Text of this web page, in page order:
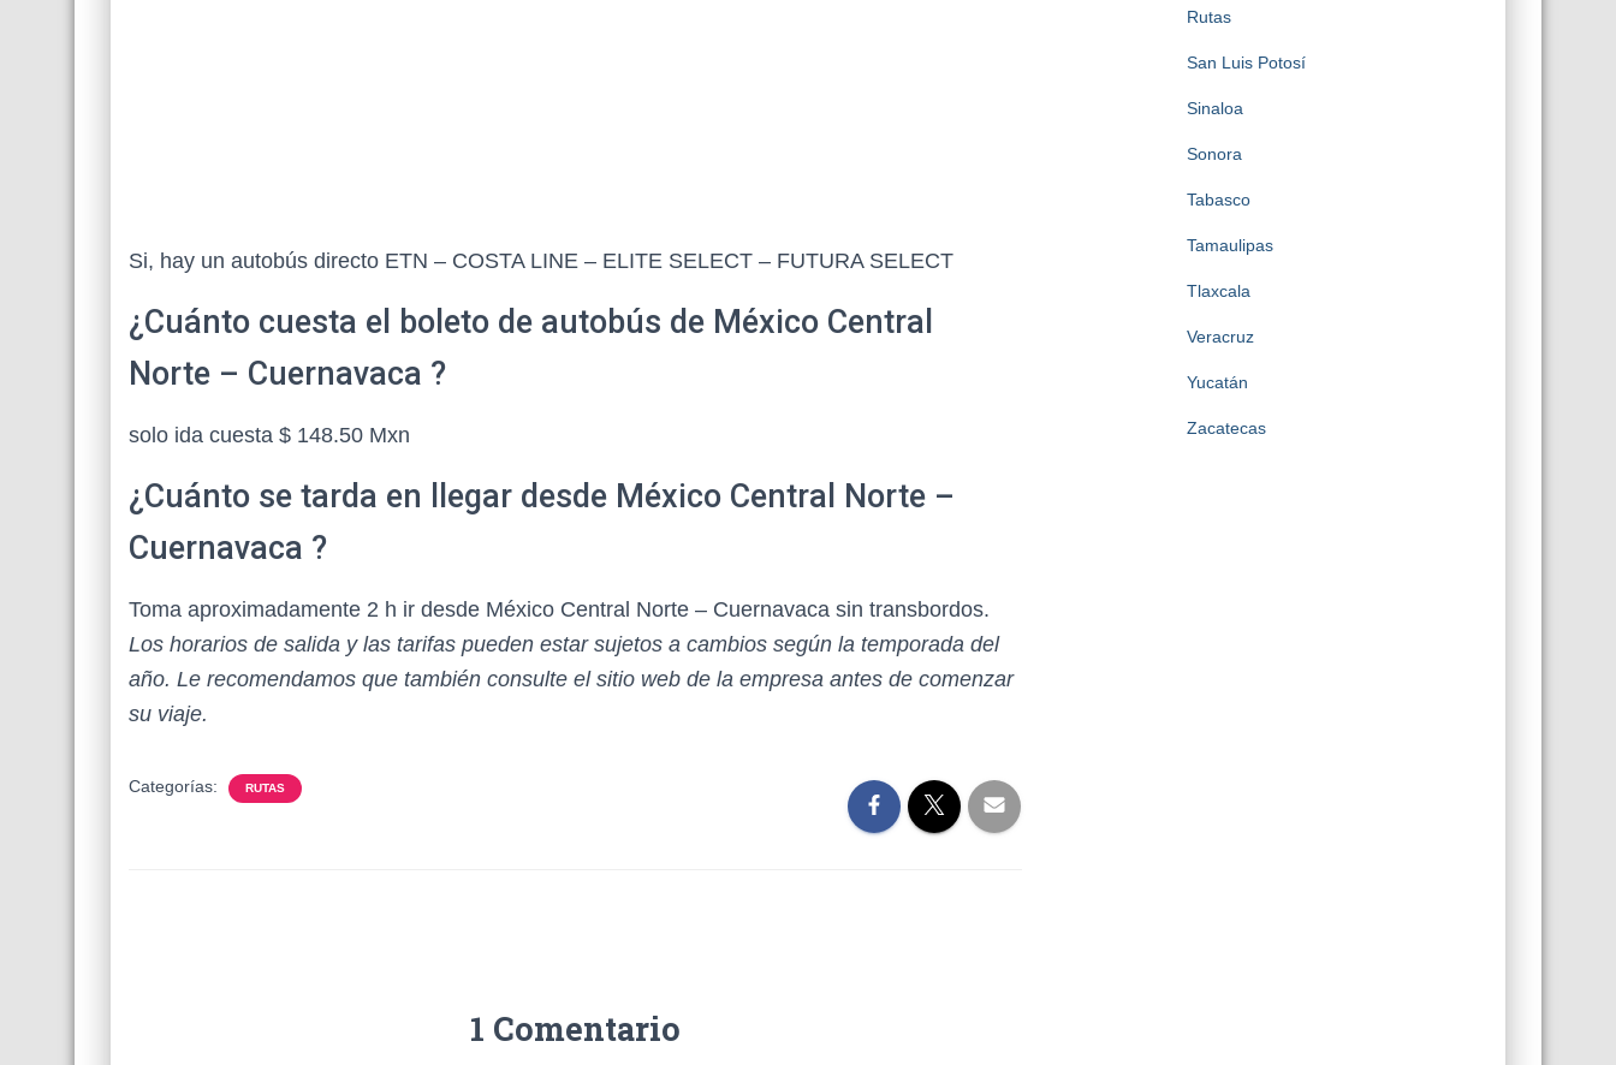
Si, hay un autobús directo ETN – COSTA LINE – ELITE SELECT – FUTURA SELECT
¿Cuánto cuesta el boleto de autobús de México Central
Norte – Cuernavaca ?
solo ida cuesta $ 148.50 Mxn
¿Cuánto se tarda en llegar desde México Central Norte –
Cuernavaca ?
Toma aproximadamente 2 h ir desde México Central Norte – Cuernavaca sin transbordos.
Los horarios de salida y las tarifas pueden estar sujetos a cambios según la temporada del
año. Le recomendamos que también consulte el sitio web de la empresa antes de comenzar
su viaje.
Categorías: RUTAS
1 Comentario
Rutas
San Luis Potosí
Sinaloa
Sonora
Tabasco
Tamaulipas
Tlaxcala
Veracruz
Yucatán
Zacatecas